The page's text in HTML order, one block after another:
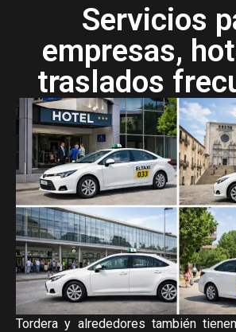
Servicios
empresas,
traslados
Tordera y alrededores también